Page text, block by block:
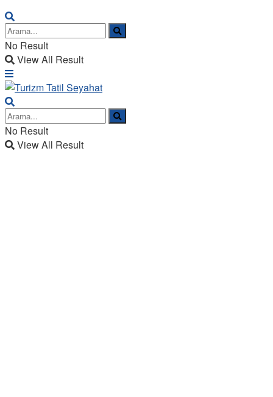
No Result
View All Result
No Result
View All Result